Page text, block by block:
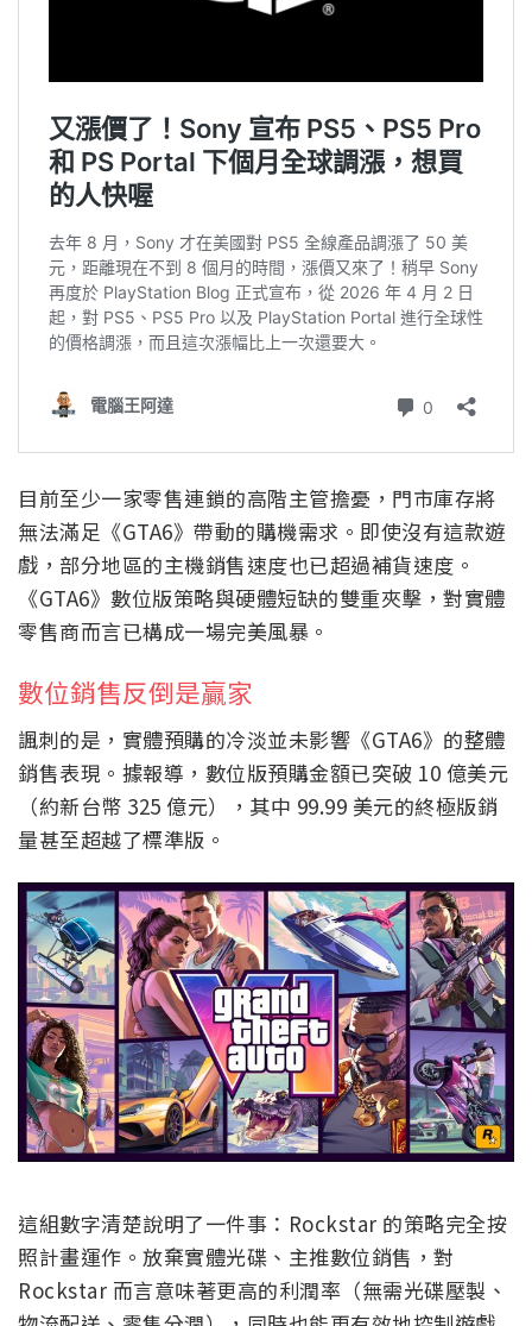
目前至少一家零售連鎖的高階主管擔憂，門市庫存將
無法滿足《GTA6》帶動的購機需求。即使沒有這款遊
戲，部分地區的主機銷售速度也已超過補貨速度。
《GTA6》數位版策略與硬體短缺的雙重夾擊，對實體
零售商而言已構成一場完美風暴。
數位銷售反倒是贏家
諷刺的是，實體預購的冷淡並未影響《GTA6》的整體
銷售表現。據報導，數位版預購金額已突破 10 億美元
（約新台幣 325 億元），其中 99.99 美元的終極版銷
量甚至超越了標準版。
這組數字清楚說明了一件事：Rockstar 的策略完全按
照計畫運作。放棄實體光碟、主推數位銷售，對
Rockstar 而言意味著更高的利潤率（無需光碟壓製、